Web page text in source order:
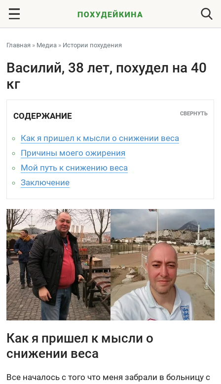
Главная » Медиа » Истории похудения
Василий, 38 лет, похудел на 40
кг
СОДЕРЖАНИЕ СВЕРНУТЬ
Как я пришел к мысли о снижении веса
Причины моего ожирения
Мой путь к снижению веса
Заключение
Как я пришел к мысли о
снижении веса
Все началось с того что меня забрали в больницу с